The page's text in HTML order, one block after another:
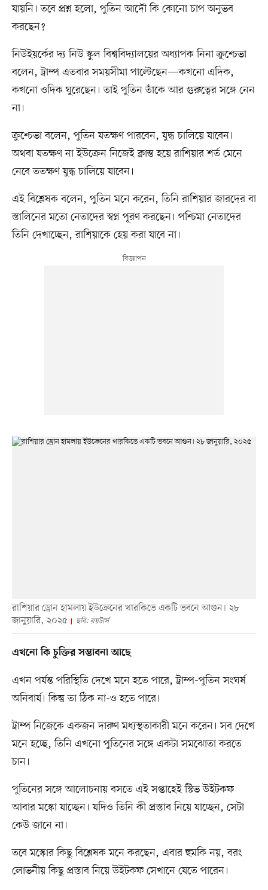
যায়নি। তবে প্রশ্ন হলো, পুতিন আদৌ কি কোনো চাপ অনুভব
করছেন?
নিউইয়র্কের দ্য নিউ স্কুল বিশ্ববিদ্যালয়ের অধ্যাপক নিনা ক্রুশ্চেভা
বলেন, ট্রাম্প এতবার সময়সীমা পাল্টেছেন—কখনো এদিক,
কখনো ওদিক ঘুরেছেন। তাই পুতিন তাঁকে আর গুরুত্বের সঙ্গে নেন
না।
ক্রুশ্চেভা বলেন, পুতিন যতক্ষণ পারবেন, যুদ্ধ চালিয়ে যাবেন।
অথবা যতক্ষণ না ইউক্রেন নিজেই ক্লান্ত হয়ে রাশিয়ার শর্ত মেনে
নেবে ততক্ষণ যুদ্ধ চালিয়ে যাবেন।
এই বিশ্লেষক বলেন, পুতিন মনে করেন, তিনি রাশিয়ার জারদের বা
স্তালিনের মতো নেতাদের স্বপ্ন পূরণ করছেন। পশ্চিমা নেতাদের
তিনি দেখাচ্ছেন, রাশিয়াকে হেয় করা যাবে না।
রাশিয়ার ড্রোন হামলায় ইউক্রেনের খারকিভে একটি ভবনে আগুন। ২৮
জানুয়ারি, ২০২৫
ছবি: রয়টার্স
এখনো কি চুক্তির সম্ভাবনা আছে
এখন পর্যন্ত পরিস্থিতি দেখে মনে হতে পারে, ট্রাম্প-পুতিন সংঘর্ষ
অনিবার্য। কিন্তু তা ঠিক না-ও হতে পারে।
ট্রাম্প নিজেকে একজন দারুণ মধ্যস্থতাকারী মনে করেন। সব দেখে
মনে হচ্ছে, তিনি এখনো পুতিনের সঙ্গে একটা সমঝোতা করতে
চান।
পুতিনের সঙ্গে আলোচনায় বসতে এই সপ্তাহেই স্টিভ উইটকফ
আবার মস্কো যাচ্ছেন। যদিও তিনি কী প্রস্তাব নিয়ে যাচ্ছেন, সেটা
কেউ জানে না।
তবে মস্কোর কিছু বিশ্লেষক মনে করছেন, এবার হুমকি নয়, বরং
লোভনীয় কিছু প্রস্তাব নিয়ে উইটকফ সেখানে যেতে পারেন।